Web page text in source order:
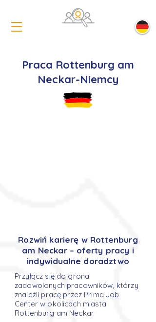
Praca Rottenburg am
Neckar-Niemcy
Rozwiń karierę w Rottenburg
am Neckar – oferty pracy i
indywidualne doradztwo
Przyłącz się do grona
zadowolonych pracowników, którzy
znaleźli pracę przez Prima Job
Center w okolicach miasta
Rottenburg am Neckar